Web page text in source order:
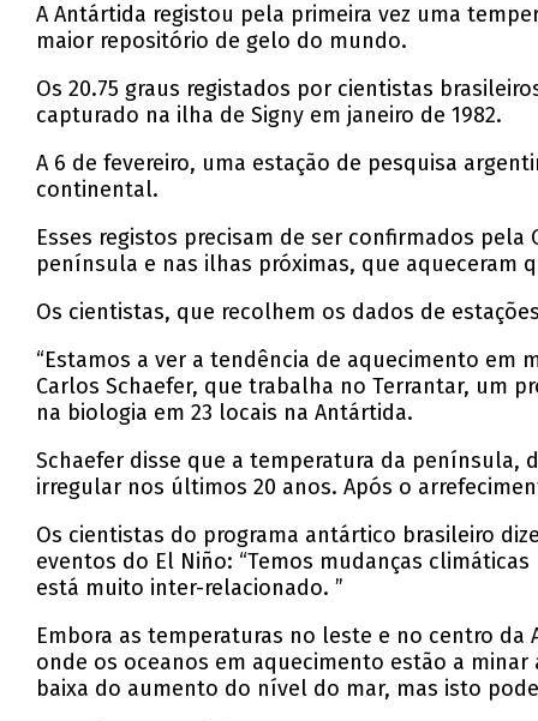
A Antártida registou pela primeira vez uma
maior repositório de gelo do mundo.
Os 20.75 graus registados por cientistas
capturado na ilha de Signy em janeiro de 1982.
A 6 de fevereiro, uma estação de pesquisa
continental.
Esses registos precisam de ser confirmados
península e nas ilhas próximas, que aqueceram
Os cientistas, que recolhem os dados de
“Estamos a ver a tendência de aquecimento em
Carlos Schaefer, que trabalha no Terrantar, um
na biologia em 23 locais na Antártida.
Schaefer disse que a temperatura da península,
irregular nos últimos 20 anos. Após o
Os cientistas do programa antártico brasileiro
eventos do El Niño: “Temos mudanças
está muito inter-relacionado. ”
Embora as temperaturas no leste e no centro
onde os oceanos em aquecimento estão a
baixa do aumento do nível do mar, mas isto